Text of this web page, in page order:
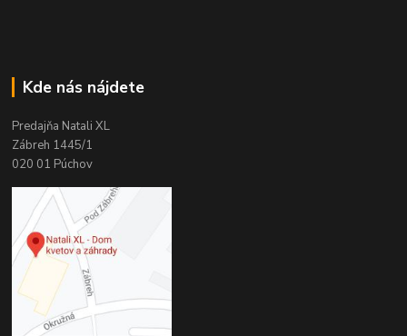
Kde nás nájdete
Predajňa Natali XL
Zábreh 1445/1
020 01 Púchov